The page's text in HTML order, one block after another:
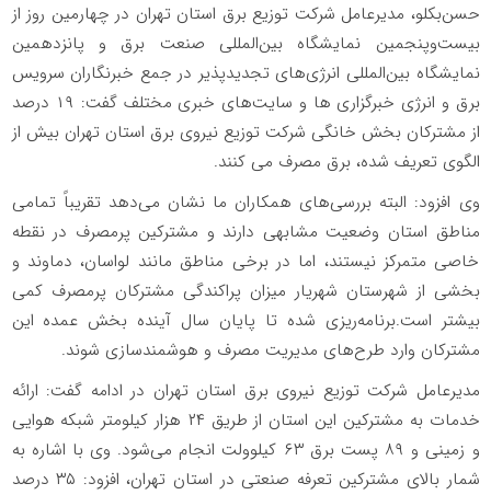
حسن‌بکلو، مدیرعامل شرکت توزیع برق استان تهران در چهارمین روز از
بیست‌وپنجمین نمایشگاه بین‌المللی صنعت برق و پانزدهمین
نمایشگاه بین‌المللی انرژی‌های تجدیدپذیر در جمع خبرنگاران سرویس
برق و انرژی خبرگزاری ها و سایت‌های خبری مختلف گفت: ۱۹ درصد
از مشترکان بخش خانگی شرکت توزیع نیروی برق استان تهران بیش از
الگوی تعریف شده، برق مصرف می کنند.
️وی افزود: البته بررسی‌های همکاران ما نشان می‌دهد تقریباً تمامی
مناطق استان وضعیت مشابهی دارند و مشترکین پرمصرف در نقطه
خاصی متمرکز نیستند، اما در برخی مناطق مانند لواسان، دماوند و
بخشی از شهرستان شهریار میزان پراکندگی مشترکان پرمصرف کمی
بیشتر است.برنامه‌ریزی شده تا پایان سال آینده بخش عمده این
مشترکان وارد طرح‌های مدیریت مصرف و هوشمندسازی شوند.
مدیرعامل شرکت توزیع نیروی برق استان تهران در ادامه گفت: ارائه
خدمات به مشترکین این استان از طریق ۲۴ هزار کیلومتر شبکه هوایی
و زمینی و ۸۹ پست برق ۶۳ کیلوولت انجام می‌شود. وی با اشاره به
شمار بالای مشترکین تعرفه صنعتی در استان تهران، افزود: ۳۵ درصد